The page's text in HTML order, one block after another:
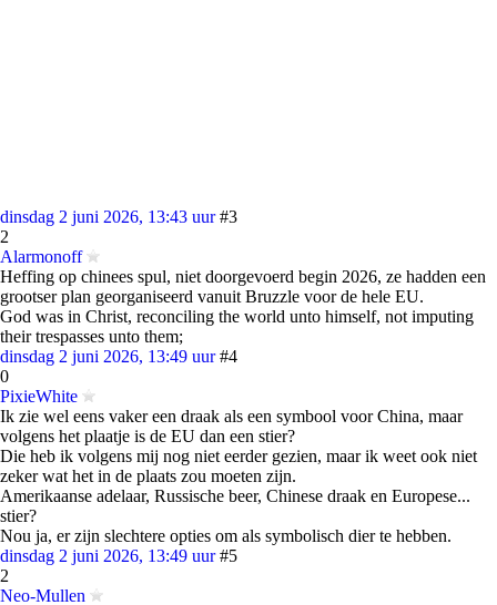
dinsdag 2 juni 2026, 13:43 uur #3
2
Alarmonoff
Heffing op chinees spul, niet doorgevoerd begin 2026, ze hadden een
grootser plan georganiseerd vanuit Bruzzle voor de hele EU.
God was in Christ, reconciling the world unto himself, not imputing
their trespasses unto them;
dinsdag 2 juni 2026, 13:49 uur #4
0
PixieWhite
Ik zie wel eens vaker een draak als een symbool voor China, maar
volgens het plaatje is de EU dan een stier?
Die heb ik volgens mij nog niet eerder gezien, maar ik weet ook niet
zeker wat het in de plaats zou moeten zijn.
Amerikaanse adelaar, Russische beer, Chinese draak en Europese...
stier?
Nou ja, er zijn slechtere opties om als symbolisch dier te hebben.
dinsdag 2 juni 2026, 13:49 uur #5
2
Neo-Mullen